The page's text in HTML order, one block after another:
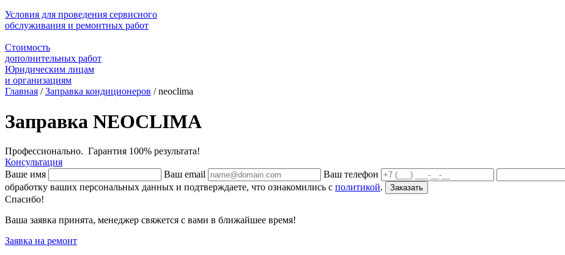
Условия для проведения сервисного
обслуживания и ремонтных работ
Стоимость
дополнительных работ
Юридическим лицам
и организациям
Главная /Заправка кондиционеров /neoclima
Заправка NEOCLIMA
Профессионально. Гарантия 100% результата!
Консультация
Ваше имя
Ваш email Ваш телефон
обработку ваших персональных данных и подтверждаете, что ознакомились с политикой. Заказать
Спасибо!
Ваша заявка принята, менеджер свяжется с вами в ближайшее время!
Заявка на ремонт